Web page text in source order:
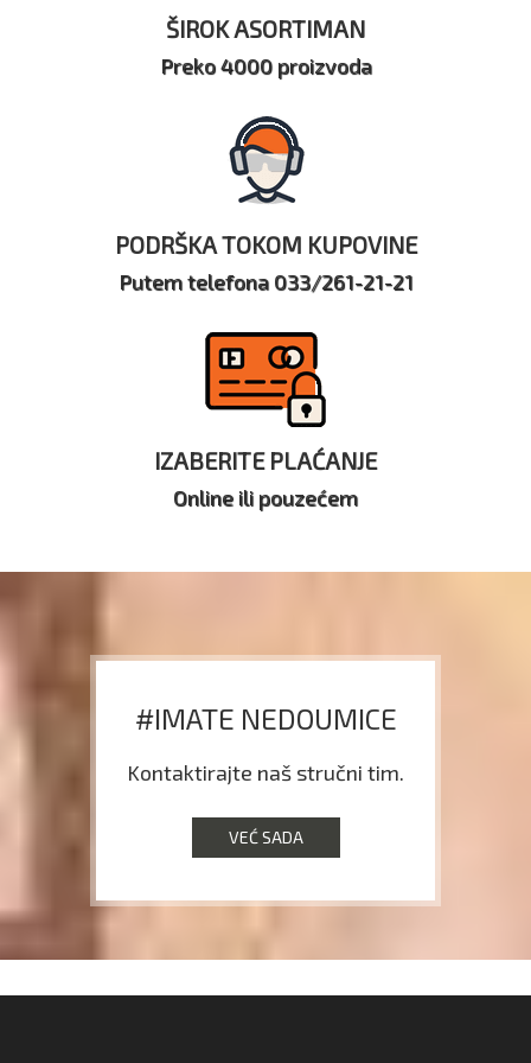
ŠIROK ASORTIMAN
Preko 4000 proizvoda
PODRŠKA TOKOM KUPOVINE
Putem telefona 033/261-21-21
IZABERITE PLAĆANJE
Online ili pouzećem
#IMATE NEDOUMICE
Kontaktirajte naš stručni tim.
VEĆ SADA